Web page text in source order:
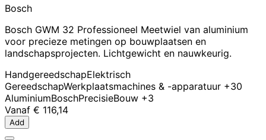
Bosch
Bosch GWM 32 Professioneel Meetwiel van aluminium
voor precieze metingen op bouwplaatsen en
landschapsprojecten. Lichtgewicht en nauwkeurig.
HandgereedschapElektrisch
GereedschapWerkplaatsmachines & -apparatuur +30
AluminiumBoschPrecisieBouw +3
Vanaf € 116,14
Add